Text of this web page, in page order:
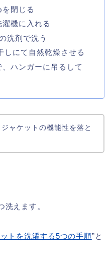
閉じる
機に入れる
洗剤で洗う
しにて自然乾燥させる
ハンガーに吊るして
ャケットの機能性を落と
洗えます。
トを洗濯する5つの手順”と